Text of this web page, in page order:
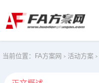
当前位置： FA方案网 > 活动方案 >